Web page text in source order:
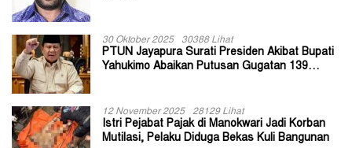
30 Oktober 2025 30388 Lihat
PTUN Jayapura Surati Presiden Akibat Bupati
Yahukimo Abaikan Putusan Gugatan 139
12 November 2025 28129 Lihat
Istri Pejabat Pajak di Manokwari Jadi Korban
Mutilasi, Pelaku Diduga Bekas Kuli Bangunan